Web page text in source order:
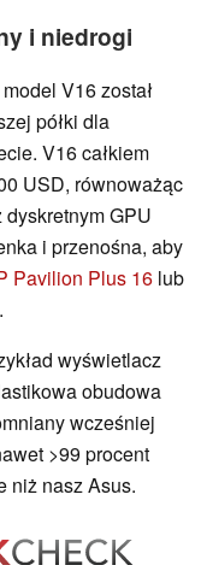
i niedrogi
V16 został
półki dla
V16 całkiem
USD, równoważąc
GPU
i przenośna, aby
Pavilion Plus 16 lub
.
wyświetlacz
obudowa
wcześniej
>99 procent
niż nasz Asus.